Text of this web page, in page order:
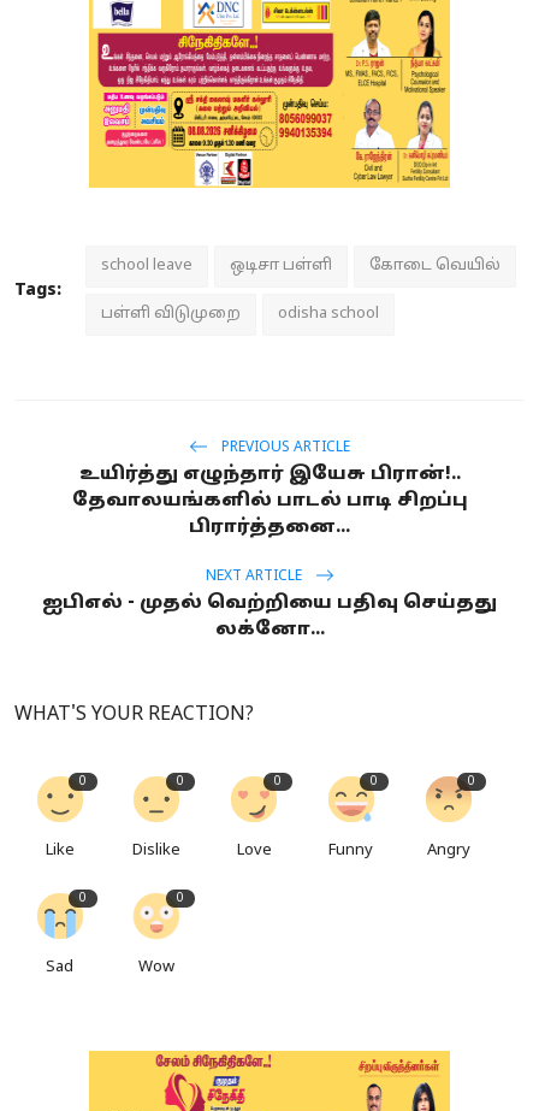
Tags:
school leave ஒடிசா பள்ளி கோடை வெயில்
பள்ளி விடுமுறை odisha school
PREVIOUS ARTICLE
உயிர்த்து எழுந்தார் இயேசு பிரான்!..
தேவாலயங்களில் பாடல் பாடி சிறப்பு
பிரார்த்தனை...
NEXT ARTICLE
ஐபிஎல் - முதல் வெற்றியை பதிவு செய்தது
லக்னோ...
WHAT'S YOUR REACTION?
0
Like
0
Dislike
0
Love
0
Funny
0
Angry
0
Sad
0
Wow